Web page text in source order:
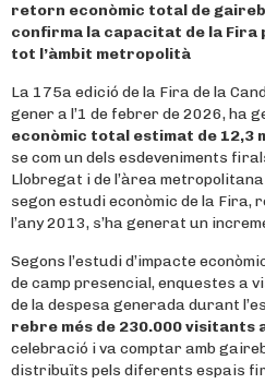
retorn econòmic total de
confirma la capacitat de la
tot l’àmbit metropolità
La 175a edició de la Fira de la
gener a l’1 de febrer de 2026, ha
econòmic total estimat de 12,3
se com un dels esdeveniments
Llobregat i de l’àrea
segon estudi econòmic de la Fira,
l’any 2013, s’ha generat un
Segons l’estudi d’impacte
de camp presencial, enquestes a
de la despesa generada durant
rebre més de 230.000 visitants
celebració i va comptar amb
distribuïts pels diferents espais